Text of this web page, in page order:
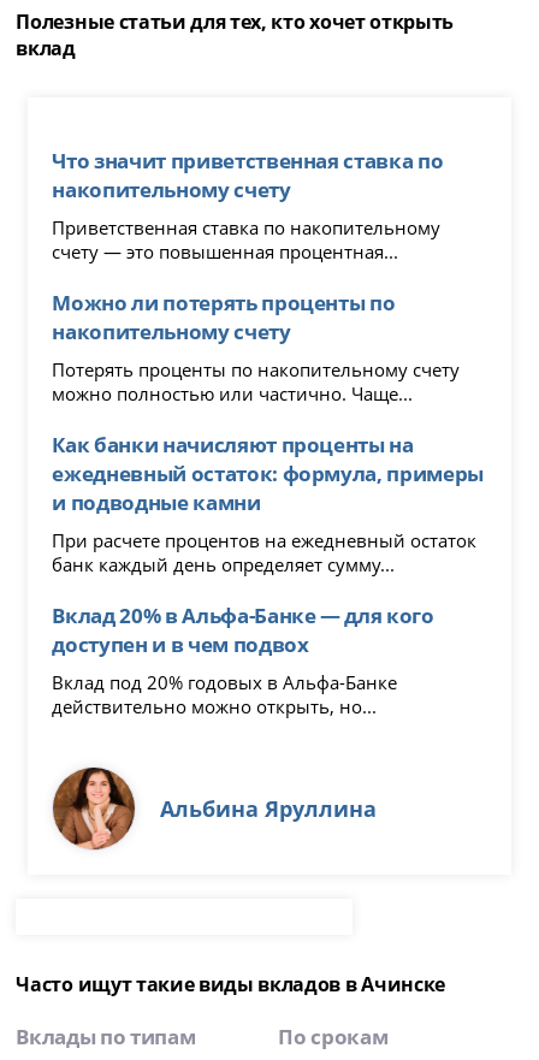
Полезные статьи для тех, кто хочет открыть
вклад
Что значит приветственная ставка по
накопительному счету
Приветственная ставка по накопительному
счету — это повышенная процентная...
Можно ли потерять проценты по
накопительному счету
Потерять проценты по накопительному счету
можно полностью или частично. Чаще...
Как банки начисляют проценты на
ежедневный остаток: формула, примеры
и подводные камни
При расчете процентов на ежедневный остаток
банк каждый день определяет сумму...
Вклад 20% в Альфа-Банке — для кого
доступен и в чем подвох
Вклад под 20% годовых в Альфа-Банке
действительно можно открыть, но...
Альбина Яруллина
Часто ищут такие виды вкладов в Ачинске
Вклады по типам По срокам